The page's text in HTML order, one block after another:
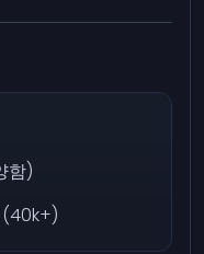
함)
(40k+)